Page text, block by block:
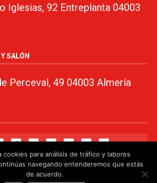
Iglesias, 92 Entreplanta 04003
SALÓN
Perceval, 49 04003 Almería
cookies para análisis de tráfico y labores
navegando entenderemos que estás
de acuerdo.